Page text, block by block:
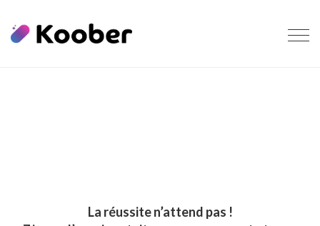
La réussite n’attend pas !